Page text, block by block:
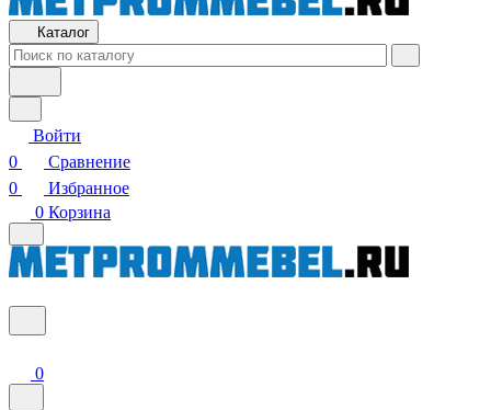
Каталог
Войти
0
Сравнение
0
Избранное
0 Корзина
0